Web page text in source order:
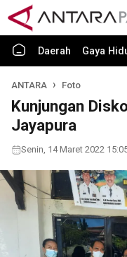
Daerah Gaya
ANTARA Foto
Kunjungan
Jayapura
Senin, 14 Maret 2022